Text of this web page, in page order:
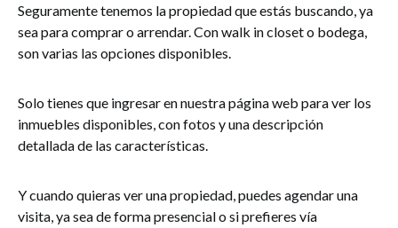
Seguramente tenemos la propiedad que estás buscando, ya
sea para comprar o arrendar. Con walk in closet o bodega,
son varias las opciones disponibles.
Solo tienes que ingresar en nuestra página web para ver los
inmuebles disponibles, con fotos y una descripción
detallada de las características.
Y cuando quieras ver una propiedad, puedes agendar una
visita, ya sea de forma presencial o si prefieres vía